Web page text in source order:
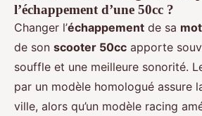
l’échappement d’une 50cc ?
Changer l’échappement de sa
de son scooter 50cc apporte
souffle et une meilleure sonorité.
par un modèle homologué assure
ville, alors qu’un modèle racing